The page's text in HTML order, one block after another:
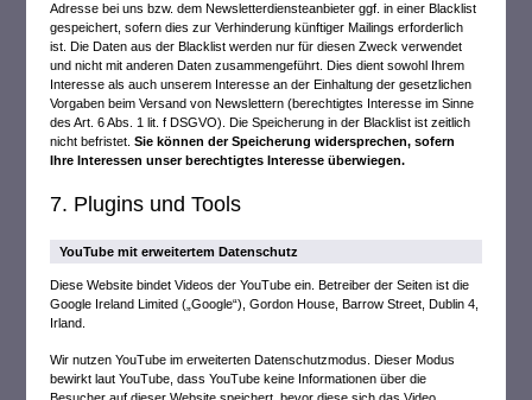
Adresse bei uns bzw. dem Newsletterdiensteanbieter ggf. in einer Blacklist
gespeichert, sofern dies zur Verhinderung künftiger Mailings erforderlich
ist. Die Daten aus der Blacklist werden nur für diesen Zweck verwendet
und nicht mit anderen Daten zusammengeführt. Dies dient sowohl Ihrem
Interesse als auch unserem Interesse an der Einhaltung der gesetzlichen
Vorgaben beim Versand von Newslettern (berechtigtes Interesse im Sinne
des Art. 6 Abs. 1 lit. f DSGVO). Die Speicherung in der Blacklist ist zeitlich
nicht befristet.Sie können der Speicherung widersprechen, sofern
Ihre Interessen unser berechtigtes Interesse überwiegen.
7. Plugins und Tools
YouTube mit erweitertem Datenschutz
Diese Website bindet Videos der YouTube ein. Betreiber der Seiten ist die
Google Ireland Limited („Google“), Gordon House, Barrow Street, Dublin 4,
Irland.
Wir nutzen YouTube im erweiterten Datenschutzmodus. Dieser Modus
bewirkt laut YouTube, dass YouTube keine Informationen über die
Besucher auf dieser Website speichert, bevor diese sich das Video